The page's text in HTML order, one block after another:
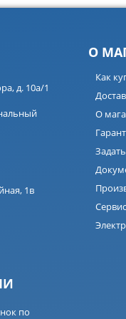
д. 10а/1
1в
по
О
Как
О
Сервис